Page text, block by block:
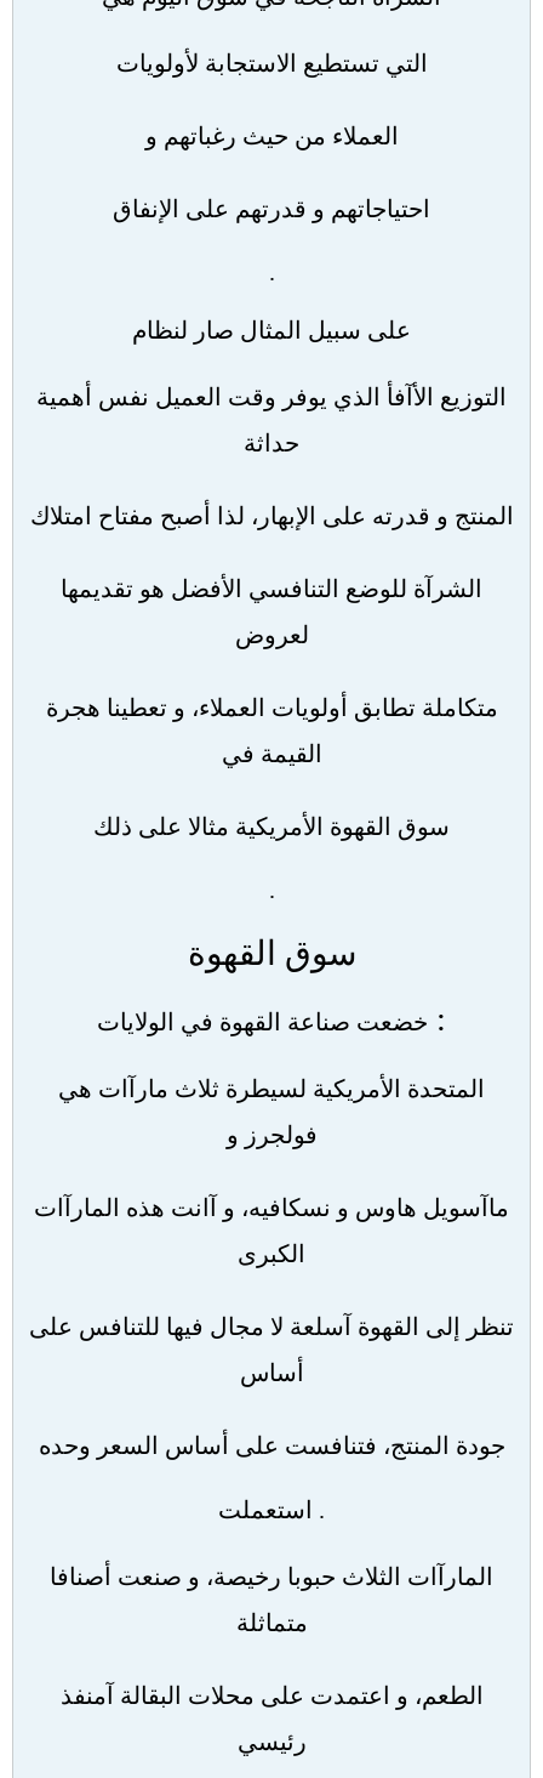
التي تستطيع الاستجابة لأولويات
العملاء من حيث رغباتهم و
احتياجاتهم و قدرتهم على الإنفاق
.
على سبيل المثال صار لنظام
التوزيع الأآفأ الذي يوفر وقت العميل نفس أهمية
حداثة
المنتج و قدرته على الإبهار، لذا أصبح مفتاح امتلاك
الشرآة للوضع التنافسي الأفضل هو تقديمها
لعروض
متكاملة تطابق أولويات العملاء، و تعطينا هجرة
القيمة في
سوق القهوة الأمريكية مثالا على ذلك
.
سوق القهوة
: خضعت صناعة القهوة في الولايات
المتحدة الأمريكية لسيطرة ثلاث مارآات هي
فولجرز و
ماآسويل هاوس و نسكافيه، و آانت هذه المارآات
الكبرى
تنظر إلى القهوة آسلعة لا مجال فيها للتنافس على
أساس
جودة المنتج، فتنافست على أساس السعر وحده
. استعملت
المارآات الثلاث حبوبا رخيصة، و صنعت أصنافا
متماثلة
الطعم، و اعتمدت على محلات البقالة آمنفذ
رئيسي